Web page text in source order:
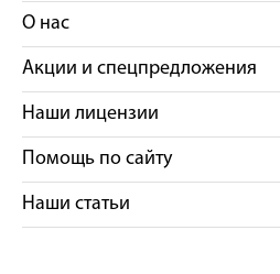
О нас
Акции и спецпредложения
Наши лицензии
Помощь по сайту
Наши статьи